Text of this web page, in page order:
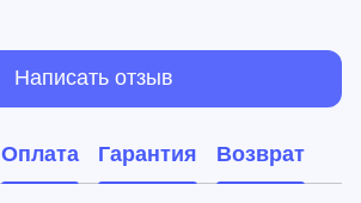
Написать отзыв
Оплата Гарантия Возврат